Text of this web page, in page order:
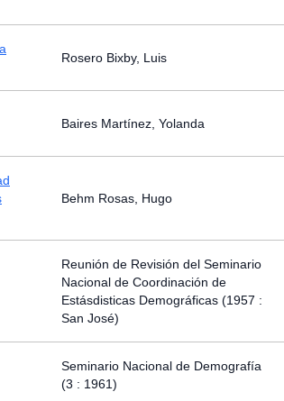
Rosero Bixby, Luis
Baires Martínez, Yolanda
Behm Rosas, Hugo
Reunión de Revisión del Seminario
Nacional de Coordinación de
Estásdisticas Demográficas (1957 :
San José)
Seminario Nacional de Demografía
(3 : 1961)